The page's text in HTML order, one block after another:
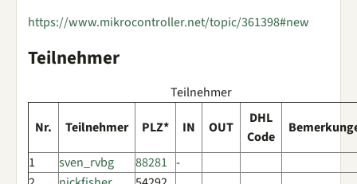
https://www.mikrocontroller.net/topic/361398#new
Teilnehmer
Teilnehmer
Nr.
Teilnehmer PLZ* IN OUT
DHL
Code
1
sven_rvbg 88281 -